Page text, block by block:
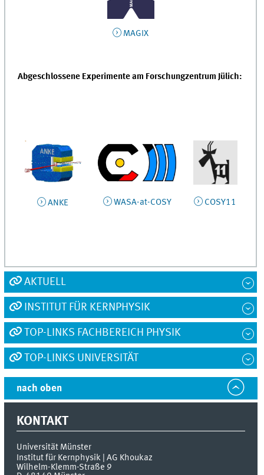
MAGIX
Abgeschlossene Experimente am Forschungzentrum Jülich:
ANKE WASA-at-COSY COSY11
AKTUELL
INSTITUT FÜR KERNPHYSIK
TOP-LINKS FACHBEREICH PHYSIK
TOP-LINKS UNIVERSITÄT
nach oben
KONTAKT
Universität Münster
Institut für Kernphysik | AG Khoukaz
Wilhelm-Klemm-Straße 9